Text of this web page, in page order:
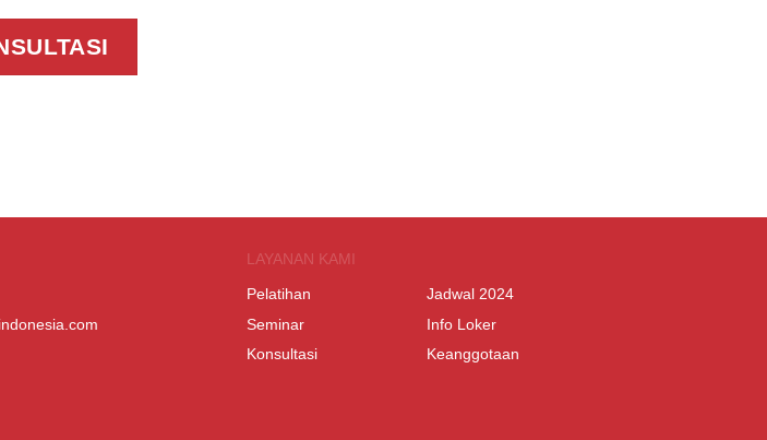
LAYANAN KAMI
Pelatihan
Seminar
Konsultasi
Jadwal 2024
Info Loker
Keanggotaan